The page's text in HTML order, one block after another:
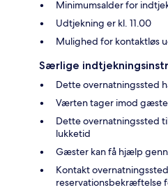
Minimumsalder for
Udtjekning er kl. 11.00
Mulighed for kontaktløs
Særlige
Dette overnatningssted
Værten tager imod
Dette overnatningssted
lukketid
Gæster kan få hjælp
Kontakt
reservationsbekræftelse